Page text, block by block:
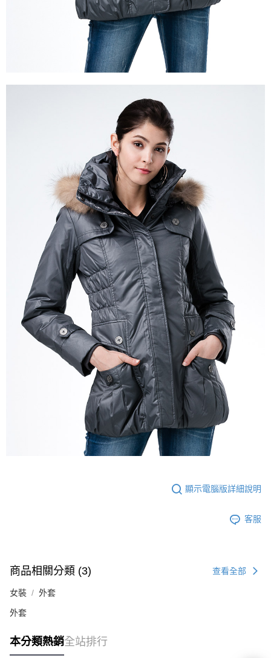
顯示電腦版詳細說明
客服
商品相關分類 (3) 查看全部
女裝 外套
外套
本分類熱銷全站排行